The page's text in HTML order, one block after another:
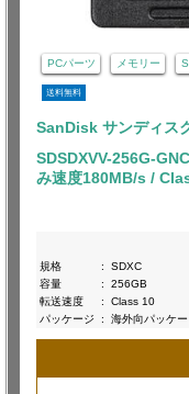
PCパーツ メモリー
送料無料
SanDisk サンディス
SDSDXVV-256G-
み速度180MB/s /
規格
:
SDXC
容量
:
256GB
転送速度
:
Class 10
パッケージ
: 海外向パッケー